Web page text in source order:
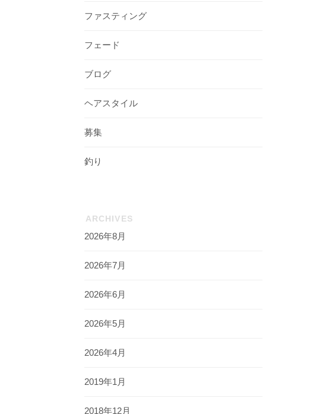
ファスティング
フェード
ブログ
ヘアスタイル
募集
釣り
ARCHIVES
2026年8月
2026年7月
2026年6月
2026年5月
2026年4月
2019年1月
2018年12月